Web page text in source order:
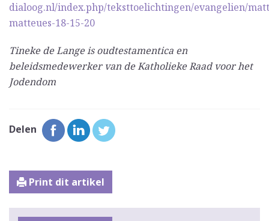
dialoog.nl/index.php/teksttoelichtingen/evangelien/
matteues-18-15-20
Tineke de Lange is oudtestamentica en
beleidsmedewerker van de Katholieke Raad voor het
Jodendom
Delen
Print dit artikel